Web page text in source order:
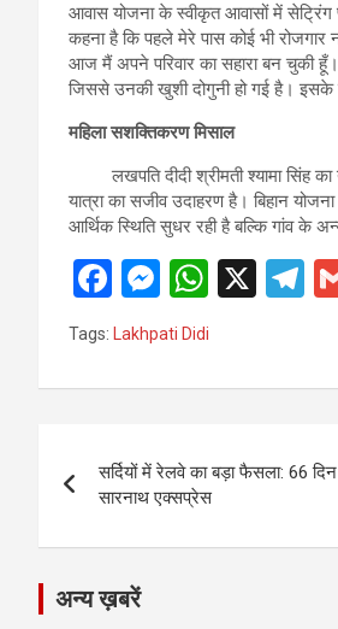
आवास योजना के स्वीकृत आवासों में सेट्रिंग
कहना है कि पहले मेरे पास कोई भी
आज मैं अपने परिवार का सहारा बन चुकी हूँ।
जिससे उनकी खुशी दोगुनी हो गई है। इसके
महिला सशक्तिकरण मिसाल
लखपति दीदी श्रीमती श्यामा सिंह
यात्रा का सजीव उदाहरण है। बिहान
आर्थिक स्थिति सुधर रही है बल्कि गांव के
F
a
ce
b
o
k
M
es
se
n
er
W
s
p
p
X
T
gr
m
Tags: Lakhpati Didi
navigation
सर्दियों में रेलवे का बड़ा फैसला: 66 दिन
सारनाथ एक्सप्रेस
अन्य ख़बरें